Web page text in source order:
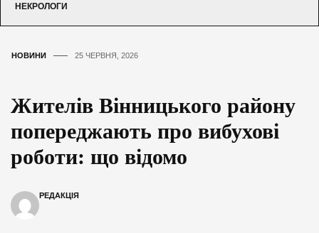
НЕКРОЛОГИ
НОВИНИ 25 ЧЕРВНЯ, 2026
Жителів Вінницького району
попереджають про вибухові
роботи: що відомо
РЕДАКЦІЯ